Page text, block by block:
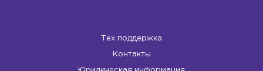
Тех поддержка
Контакты